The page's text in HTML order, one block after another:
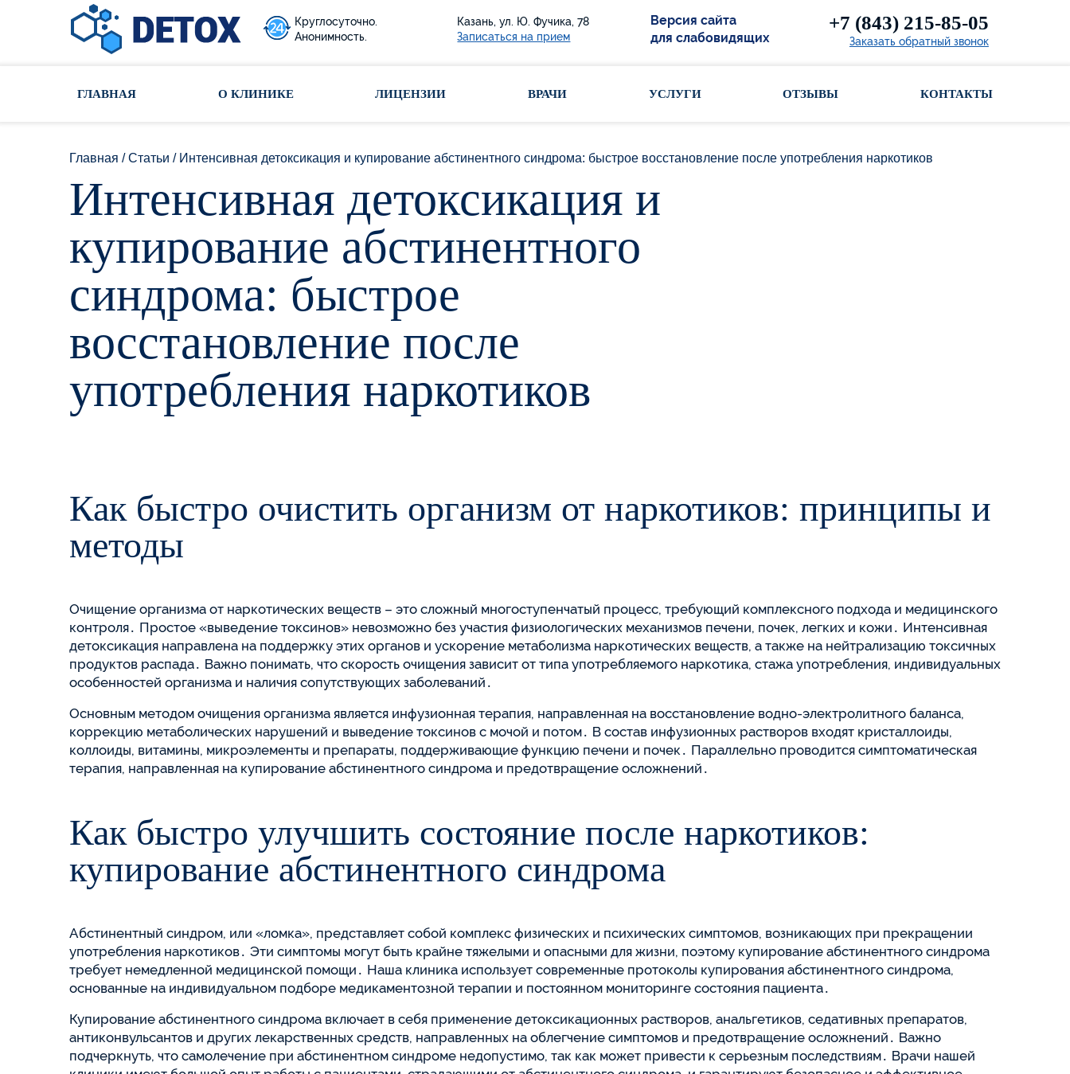
Круглосуточно.
Анонимность.
Казань, ул. Ю. Фучика, 78
Записаться на прием
Версия сайта
для слабовидящих
+7 (843) 215-85-05
Заказать обратный звонок
ГЛАВНАЯ О КЛИНИКЕ ЛИЦЕНЗИИ ВРАЧИ УСЛУГИ ОТЗЫВЫ КОНТАКТЫ
Главная /Статьи / Интенсивная детоксикация и купирование абстинентного синдрома: быстрое восстановление после употребления наркотиков
Интенсивная детоксикация и
купирование абстинентного
синдрома: быстрое
восстановление после
употребления наркотиков
Как быстро очистить организм от наркотиков: принципы и
методы
Очищение организма от наркотических веществ – это сложный многоступенчатый процесс, требующий комплексного подхода и медицинского
контроля․ Простое «выведение токсинов» невозможно без участия физиологических механизмов печени, почек, легких и кожи․ Интенсивная
детоксикация направлена на поддержку этих органов и ускорение метаболизма наркотических веществ, а также на нейтрализацию токсичных
продуктов распада․ Важно понимать, что скорость очищения зависит от типа употребляемого наркотика, стажа употребления, индивидуальных
особенностей организма и наличия сопутствующих заболеваний․
Основным методом очищения организма является инфузионная терапия, направленная на восстановление водно-электролитного баланса,
коррекцию метаболических нарушений и выведение токсинов с мочой и потом․ В состав инфузионных растворов входят кристаллоиды,
коллоиды, витамины, микроэлементы и препараты, поддерживающие функцию печени и почек․ Параллельно проводится симптоматическая
терапия, направленная на купирование абстинентного синдрома и предотвращение осложнений․
Как быстро улучшить состояние после наркотиков:
купирование абстинентного синдрома
Абстинентный синдром, или «ломка», представляет собой комплекс физических и психических симптомов, возникающих при прекращении
употребления наркотиков․ Эти симптомы могут быть крайне тяжелыми и опасными для жизни, поэтому купирование абстинентного синдрома
требует немедленной медицинской помощи․ Наша клиника использует современные протоколы купирования абстинентного синдрома,
основанные на индивидуальном подборе медикаментозной терапии и постоянном мониторинге состояния пациента․
Купирование абстинентного синдрома включает в себя применение детоксикационных растворов, анальгетиков, седативных препаратов,
антиконвульсантов и других лекарственных средств, направленных на облегчение симптомов и предотвращение осложнений․ Важно
подчеркнуть, что самолечение при абстинентном синдроме недопустимо, так как может привести к серьезным последствиям․ Врачи нашей